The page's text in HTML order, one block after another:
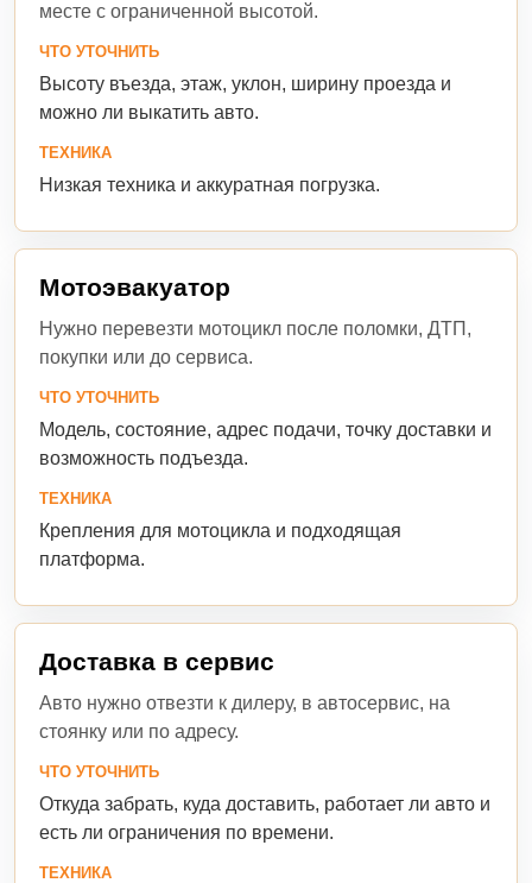
месте с ограниченной высотой.
ЧТО УТОЧНИТЬ
Высоту въезда, этаж, уклон, ширину проезда и
можно ли выкатить авто.
ТЕХНИКА
Низкая техника и аккуратная погрузка.
Мотоэвакуатор
Нужно перевезти мотоцикл после поломки, ДТП,
покупки или до сервиса.
ЧТО УТОЧНИТЬ
Модель, состояние, адрес подачи, точку доставки и
возможность подъезда.
ТЕХНИКА
Крепления для мотоцикла и подходящая
платформа.
Доставка в сервис
Авто нужно отвезти к дилеру, в автосервис, на
стоянку или по адресу.
ЧТО УТОЧНИТЬ
Откуда забрать, куда доставить, работает ли авто и
есть ли ограничения по времени.
ТЕХНИКА